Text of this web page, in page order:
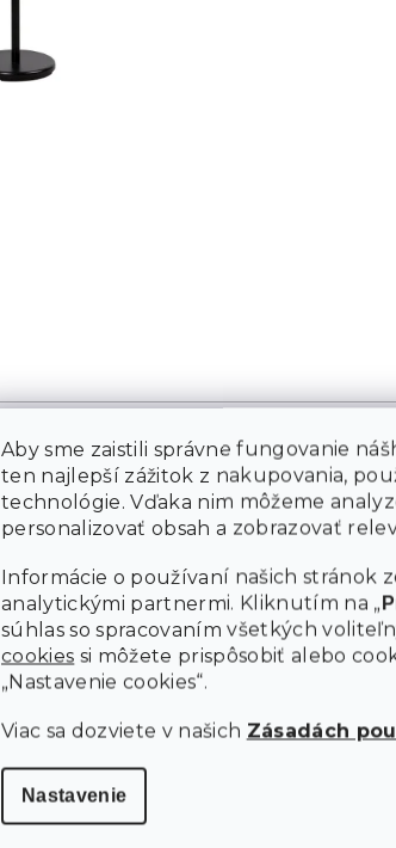
Aby sme zaistili správne fungovanie
ten najlepší zážitok z nakupovania,
technológie. Vďaka nim môžeme
personalizovať obsah a zobrazovať
Informácie o používaní našich stránok
analytickými partnermi. Kliknutím na „
súhlas so spracovaním všetkých
cookies si môžete prispôsobiť alebo
„Nastavenie cookies“.
Viac sa dozviete v našich Zásadách
Nastavenie